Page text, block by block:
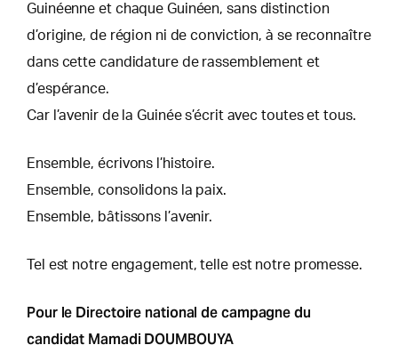
Guinéenne et chaque Guinéen, sans distinction
d’origine, de région ni de conviction, à se reconnaître
dans cette candidature de rassemblement et
d’espérance.
Car l’avenir de la Guinée s’écrit avec toutes et tous.
Ensemble, écrivons l’histoire.
Ensemble, consolidons la paix.
Ensemble, bâtissons l’avenir.
Tel est notre engagement, telle est notre promesse.
Pour le Directoire national de campagne du
candidat Mamadi DOUMBOUYA